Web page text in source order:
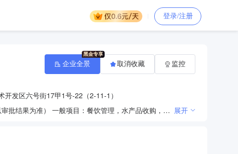
登录/注册
开发区六号街17甲1号-22（2-11-1）
许可项目：食品经营（依法须经批准的项目，经相关部门批准后方可开展经营活动，具体经营项目以审批结果为准） 一般项目：餐饮管理，水产品收购，初级农产品收购，农副产品销售，水产品批发，日用品销售，电子产品销售，机械设备销售，食用农产品批发，新鲜蔬菜批发，新鲜水果批发，日用百货销售，包装服务，鲜肉批发，鲜蛋批发，物业管理，酒店管理，计算机及办公设备维修，通用设备修理，园林绿化工程施工，对外承包工程，金属门窗工程施工，工程管理服务，专业保洁、清洗、消毒服务，普通机械设备安装服务，家具安装和维修服务，家用电器安装服务，厨具卫具及日用杂品批发，日用电器修理，计算机软硬件及辅助设备批发，信息系统集成服务（除依法须经批准的项目外，凭营业执照依法自主开展经营活动） 展开
企业全景 取消收藏 监控